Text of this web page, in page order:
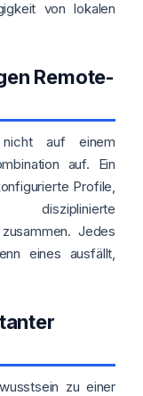
von lokalen
Remote-
auf einem
auf. Ein
Profile,
Jedes
eines ausfällt,
zu einer